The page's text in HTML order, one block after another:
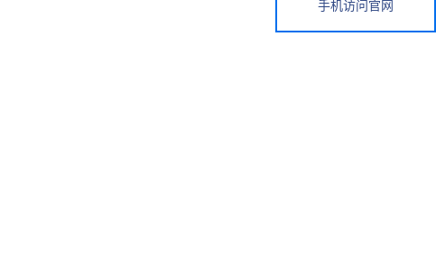
手机访问官网